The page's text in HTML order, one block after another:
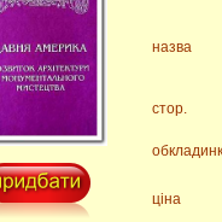
назва
стор.
ціна